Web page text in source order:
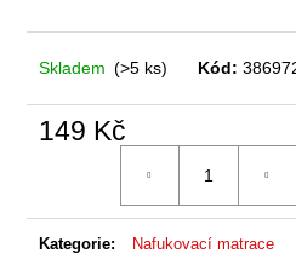
Skladem (>5 ks) Kód:
149 Kč
Kategorie:
Nafukovací matrace